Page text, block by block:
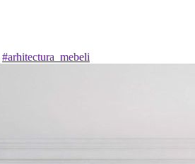
#arhitectura_mebeli